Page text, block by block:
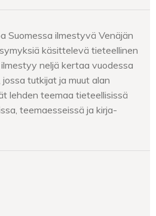
Suomessa ilmestyvä Venäjän
käsittelevä tieteellinen
neljä kertaa vuodessa
tutkijat ja muut alan
lehden teemaa tieteellisissä
teemaesseissä ja kirja-